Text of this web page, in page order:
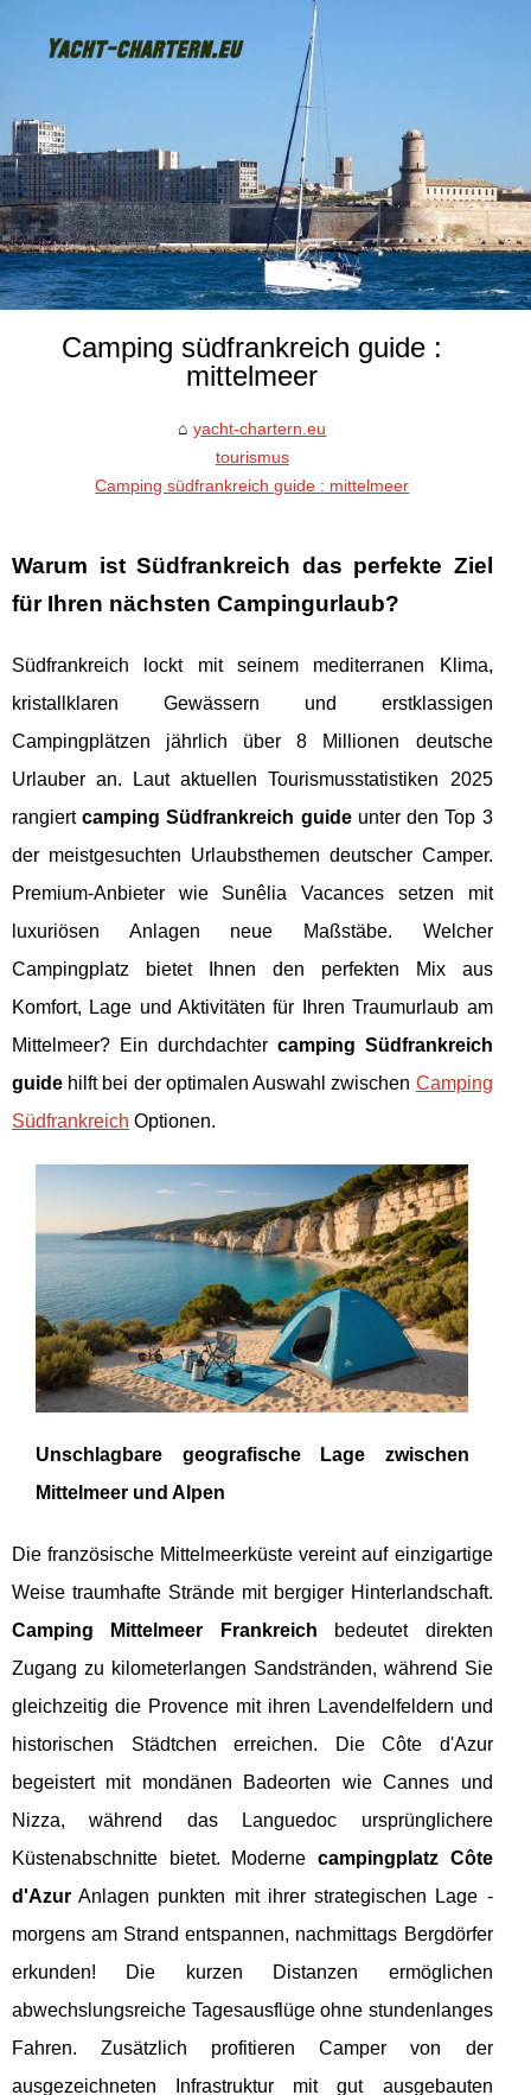
Camping südfrankreich guide :
mittelmeer
yacht-chartern.eu
tourismus
Camping südfrankreich guide : mittelmeer
Warum ist Südfrankreich das perfekte Ziel
für Ihren nächsten Campingurlaub?
Südfrankreich lockt mit seinem mediterranen Klima,
kristallklaren Gewässern und erstklassigen
Campingplätzen jährlich über 8 Millionen deutsche
Urlauber an. Laut aktuellen Tourismusstatistiken 2025
rangiertcamping Südfrankreich guideunter den Top 3
der meistgesuchten Urlaubsthemen deutscher Camper.
Premium-Anbieter wie Sunêlia Vacances setzen mit
luxuriösen Anlagen neue Maßstäbe. Welcher
Campingplatz bietet Ihnen den perfekten Mix aus
Komfort, Lage und Aktivitäten für Ihren Traumurlaub am
Mittelmeer? Ein durchdachter camping Südfrankreich
guide hilft bei der optimalen Auswahl zwischen Camping
Südfrankreich Optionen.
Unschlagbare geografische Lage zwischen
Mittelmeer und Alpen
Die französische Mittelmeerküste vereint auf einzigartige
Weise traumhafte Strände mit bergiger Hinterlandschaft.
Camping Mittelmeer Frankreich bedeutet direkten
Zugang zu kilometerlangen Sandstränden, während Sie
gleichzeitig die Provence mit ihren Lavendelfeldern und
historischen Städtchen erreichen. Die Côte d'Azur
begeistert mit mondänen Badeorten wie Cannes und
Nizza, während das Languedoc ursprünglichere
Küstenabschnitte bietet. Moderne campingplatz Côte
d'Azur Anlagen punkten mit ihrer strategischen Lage -
morgens am Strand entspannen, nachmittags Bergdörfer
erkunden! Die kurzen Distanzen ermöglichen
abwechslungsreiche Tagesausflüge ohne stundenlanges
Fahren. Zusätzlich profitieren Camper von der
ausgezeichneten Infrastruktur mit gut ausgebauten